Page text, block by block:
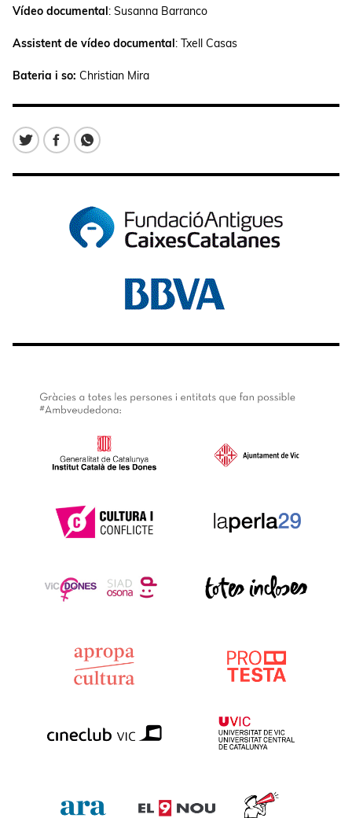
Vídeo documental: Susanna Barranco
Assistent de vídeo documental: Txell Casas
Bateria i so: Christian Mira